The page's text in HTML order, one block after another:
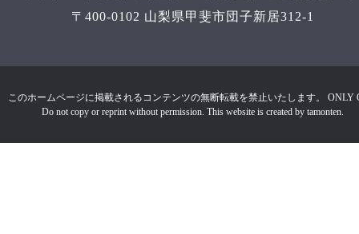
〒400-0102 山梨県甲斐市団子新居312-1
このホームページに掲載されるコンテンツの無断転載を禁止いたします。 ONLY
Do not copy or reprint without permission. This website is created by tamonten.